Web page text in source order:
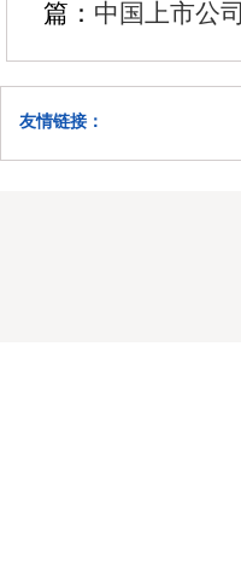
篇： 中国上市公
友情链接：